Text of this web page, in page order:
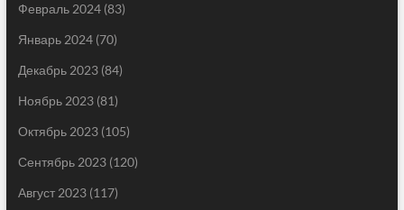
Февраль 2024(83)
Январь 2024(70)
Декабрь 2023(84)
Ноябрь 2023(81)
Октябрь 2023(105)
Сентябрь 2023(120)
Август 2023(117)